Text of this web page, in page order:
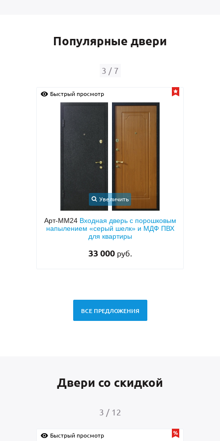
Популярные двери
4 / 7
Быстрый просмотр
Увеличить
Арт-ММ1570Входная дверь с
металлофиленкой, бугельной ручкой и
темно-серым порошковым покрытием
45 000 руб.
ВСЕ ПРЕДЛОЖЕНИЯ
Двери со скидкой
4 / 12
Быстрый просмотр